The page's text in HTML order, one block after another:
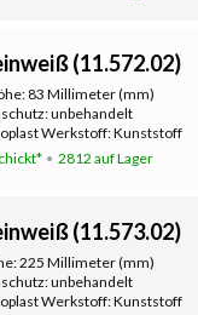
(11.572.02)
83 Millimeter (mm)
unbehandelt
Werkstoff: Kunststoff
2812 auf Lager
(11.573.02)
225 Millimeter (mm)
unbehandelt
Werkstoff: Kunststoff